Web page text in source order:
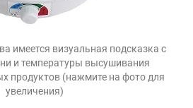
имеется визуальная подсказка с
и температуры высушивания
продуктов (нажмите на фото для
увеличения)